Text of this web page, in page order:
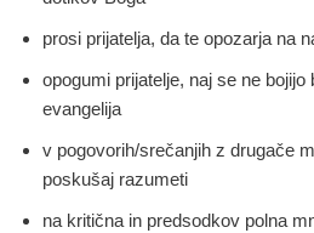
prosi prijatelja, da te opozarja na
opogumi prijatelje, naj se ne
evangelija
v pogovorih/srečanjih z drugače
poskušaj razumeti
na kritična in predsodkov polna